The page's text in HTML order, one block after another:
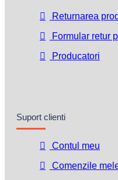
Returnarea
Formular retur
Producatori
Suport clienti
Contul meu
Comenzile